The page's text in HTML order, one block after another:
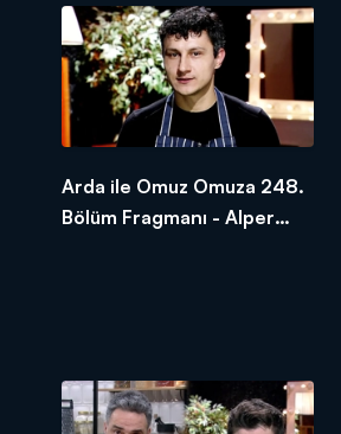
Arda ile Omuz Omuza 248.
Bölüm Fragmanı - Alper